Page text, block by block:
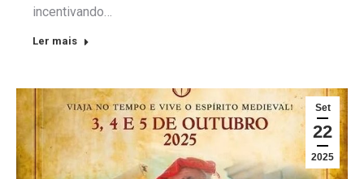
incentivando…
Ler mais
Set
22
2025